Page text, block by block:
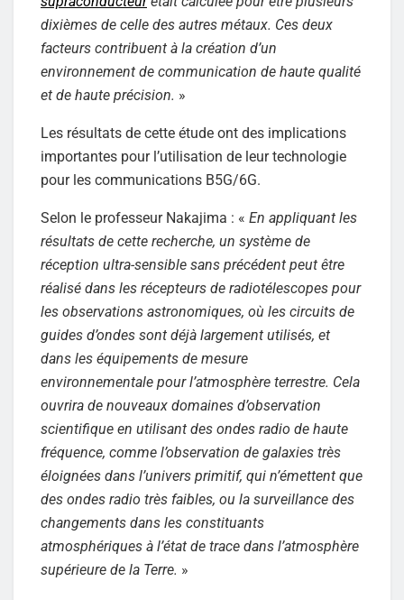
dixièmes de celle des autres métaux. Ces deux
facteurs contribuent à la création d’un
environnement de communication de haute qualité
et de haute précision. »
Les résultats de cette étude ont des implications
importantes pour l’utilisation de leur technologie
pour les communications B5G/6G.
Selon le professeur Nakajima : « En appliquant les
résultats de cette recherche, un système de
réception ultra-sensible sans précédent peut être
réalisé dans les récepteurs de radiotélescopes pour
les observations astronomiques, où les circuits de
guides d’ondes sont déjà largement utilisés, et
dans les équipements de mesure
environnementale pour l’atmosphère terrestre. Cela
ouvrira de nouveaux domaines d’observation
scientifique en utilisant des ondes radio de haute
fréquence, comme l’observation de galaxies très
éloignées dans l’univers primitif, qui n’émettent que
des ondes radio très faibles, ou la surveillance des
changements dans les constituants
atmosphériques à l’état de trace dans l’atmosphère
supérieure de la Terre. »